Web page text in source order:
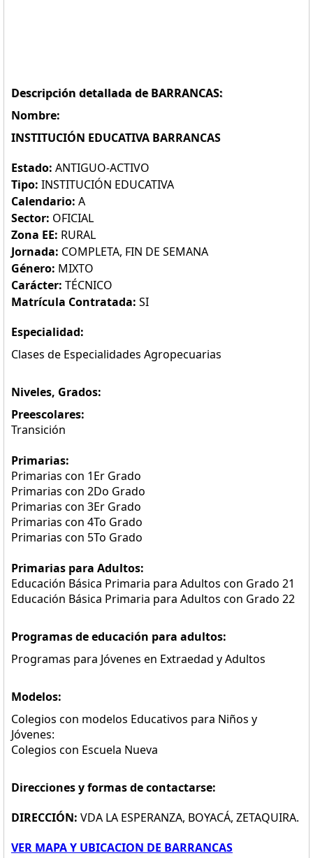
Descripción detallada de BARRANCAS:
Nombre:
INSTITUCIÓN EDUCATIVA BARRANCAS
Estado: ANTIGUO-ACTIVO
Tipo: INSTITUCIÓN EDUCATIVA
Calendario: A
Sector: OFICIAL
Zona EE: RURAL
Jornada: COMPLETA, FIN DE SEMANA
Género: MIXTO
Carácter: TÉCNICO
Matrícula Contratada: SI
Especialidad:
Clases de Especialidades Agropecuarias
Niveles, Grados:
Preescolares:
Transición
Primarias:
Primarias con 1Er Grado
Primarias con 2Do Grado
Primarias con 3Er Grado
Primarias con 4To Grado
Primarias con 5To Grado
Primarias para Adultos:
Educación Básica Primaria para Adultos con Grado 21
Educación Básica Primaria para Adultos con Grado 22
Programas de educación para adultos:
Programas para Jóvenes en Extraedad y Adultos
Modelos:
Colegios con modelos Educativos para Niños y
Jóvenes:
Colegios con Escuela Nueva
Direcciones y formas de contactarse:
DIRECCIÓN: VDA LA ESPERANZA, BOYACÁ, ZETAQUIRA.
VER MAPA Y UBICACION DE BARRANCAS